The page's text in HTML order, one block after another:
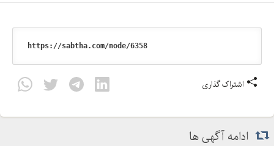
اشتراک گذاری
ادامه آگهی ها